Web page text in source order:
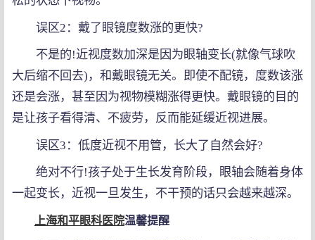
误区2：戴了眼镜度数涨的更快?
不是的!近视度数加深是因为眼轴变长(就像气球吹
大后缩不回去)，和戴眼镜无关。即使不配镜，度数该涨
还是会涨，甚至因为视物模糊涨得更快。戴眼镜的目的
是让孩子看得清、不疲劳，反而能延缓近视进展。
误区3：低度近视不用管，长大了自然会好?
绝对不行!孩子处于生长发育阶段，眼轴会随着身体
一起变长，近视一旦发生，不干预的话只会越来越深。
上海和平眼科医院温馨提醒